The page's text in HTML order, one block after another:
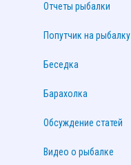
Отчеты рыбалки
Попутчик на рыбалку
Беседка
Барахолка
Обсуждение статей
Видео о рыбалке